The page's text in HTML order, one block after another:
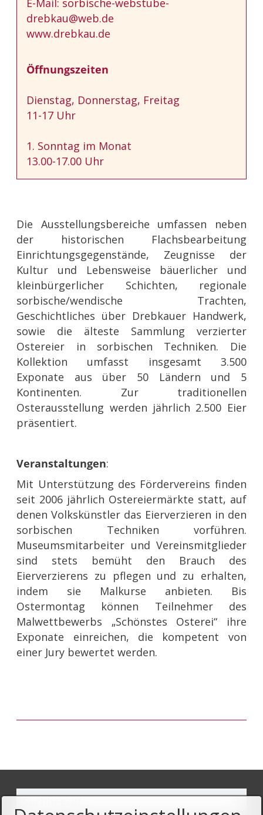
E-Mail: sorbische-webstube-
drebkau@web.de
www.drebkau.de
Öffnungszeiten
Dienstag, Donnerstag, Freitag
11-17 Uhr
1. Sonntag im Monat
13.00-17.00 Uhr
Die Ausstellungsbereiche umfassen neben
der historischen Flachsbearbeitung
Einrichtungsgegenstände, Zeugnisse der
Kultur und Lebensweise bäuerlicher und
kleinbürgerlicher Schichten, regionale
sorbische/wendische Trachten,
Geschichtliches über Drebkauer Handwerk,
sowie die älteste Sammlung verzierter
Ostereier in sorbischen Techniken. Die
Kollektion umfasst insgesamt 3.500
Exponate aus über 50 Ländern und 5
Kontinenten. Zur traditionellen
Osterausstellung werden jährlich 2.500 Eier
präsentiert.
Veranstaltungen:
Mit Unterstützung des Fördervereins finden
seit 2006 jährlich Ostereiermärkte statt, auf
denen Volkskünstler das Eierverzieren in den
sorbischen Techniken vorführen.
Museumsmitarbeiter und Vereinsmitglieder
sind stets bemüht den Brauch des
Eierverzierens zu pflegen und zu erhalten,
indem sie Malkurse anbieten. Bis
Ostermontag können Teilnehmer des
Malwettbewerbs „Schönstes Osterei“ ihre
Exponate einreichen, die kompetent von
einer Jury bewertet werden.